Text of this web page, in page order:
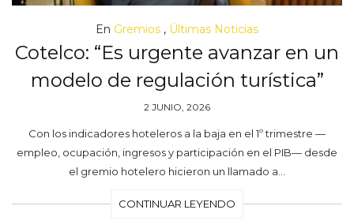
En Gremios , Últimas Noticias
Cotelco: “Es urgente avanzar en un
modelo de regulación turística”
2 JUNIO, 2026
Con los indicadores hoteleros a la baja en el 1º trimestre —
empleo, ocupación, ingresos y participación en el PIB— desde
el gremio hotelero hicieron un llamado a…
CONTINUAR LEYENDO